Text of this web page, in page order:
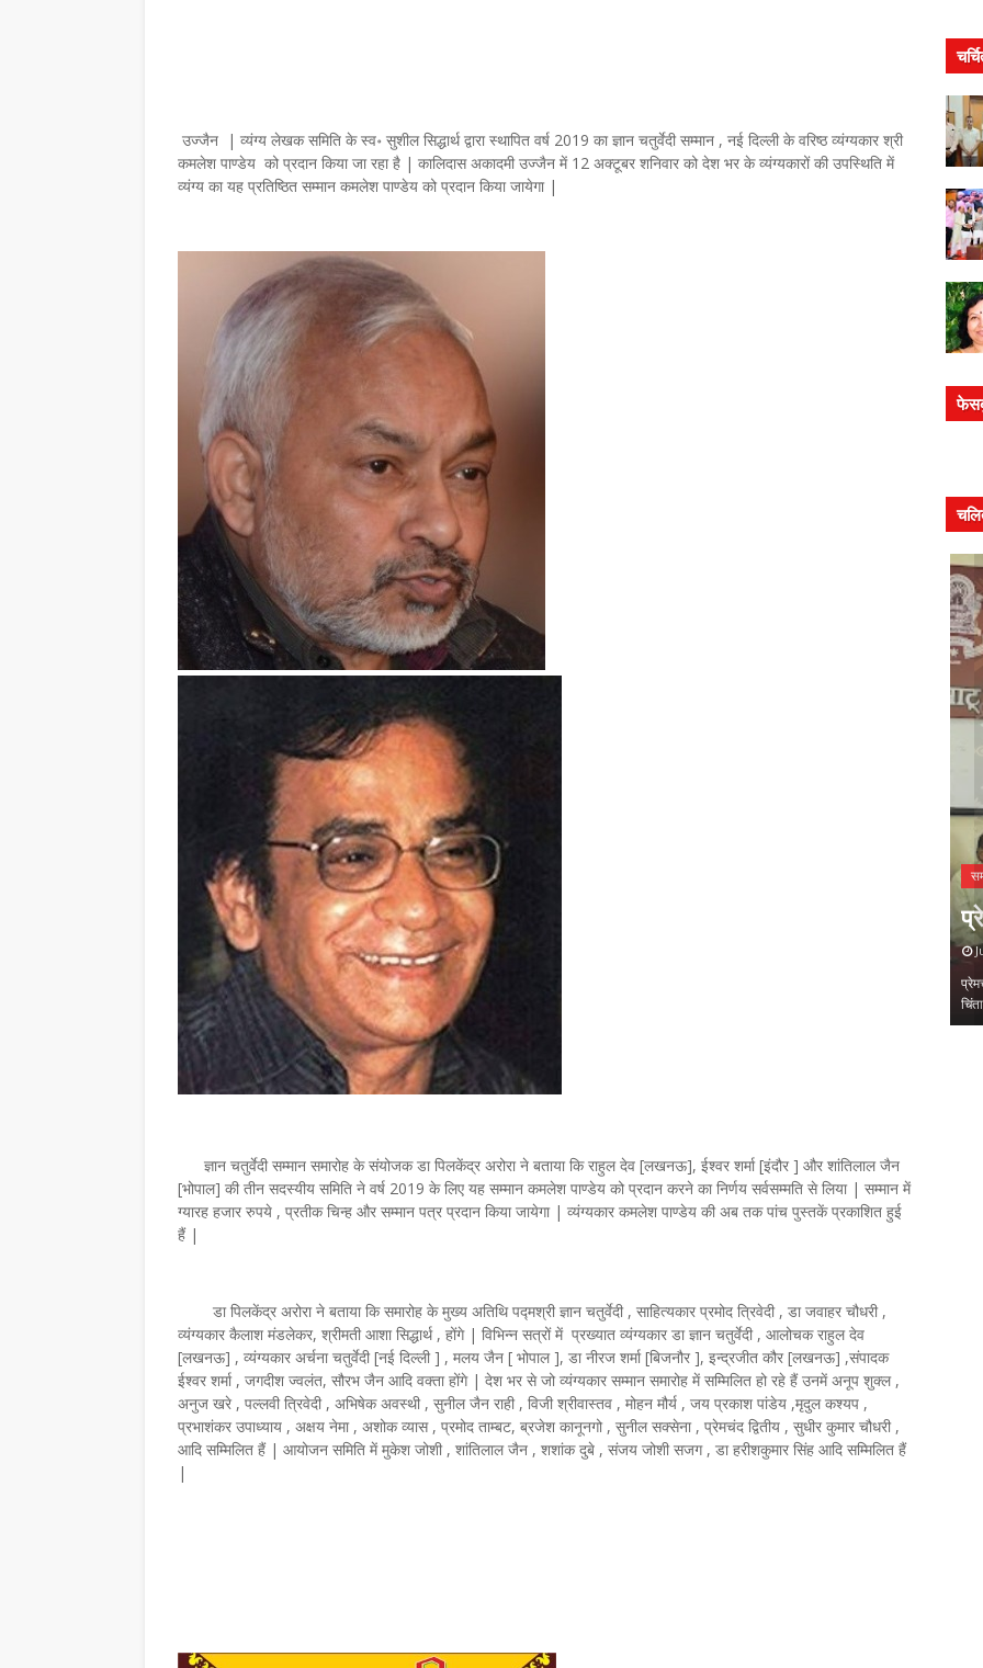
उज्जैन | व्यंग्य लेखक समिति के स्व॰ सुशील सिद्धार्थ द्वारा स्थापित वर्ष 2019 का ज्ञान चतुर्वेदी सम्मान , नई दिल्ली के वरिष्ठ व्यंग्यकार श्री
कमलेश पाण्डेय को प्रदान किया जा रहा है | कालिदास अकादमी उज्जैन में 12 अक्टूबर शनिवार को देश भर के व्यंग्यकारों की उपस्थिति में
व्यंग्य का यह प्रतिष्ठित सम्मान कमलेश पाण्डेय को प्रदान किया जायेगा |
ज्ञान चतुर्वेदी सम्मान समारोह के संयोजक डा पिलकेंद्र अरोरा ने बताया कि राहुल देव [लखनऊ], ईश्वर शर्मा [इंदौर ] और शांतिलाल जैन
[भोपाल] की तीन सदस्यीय समिति ने वर्ष 2019 के लिए यह सम्मान कमलेश पाण्डेय को प्रदान करने का निर्णय सर्वसम्मति से लिया | सम्मान में
ग्यारह हजार रुपये , प्रतीक चिन्ह और सम्मान पत्र प्रदान किया जायेगा | व्यंग्यकार कमलेश पाण्डेय की अब तक पांच पुस्तकें प्रकाशित हुई
हैं |
डा पिलकेंद्र अरोरा ने बताया कि समारोह के मुख्य अतिथि पद्मश्री ज्ञान चतुर्वेदी , साहित्यकार प्रमोद त्रिवेदी , डा जवाहर चौधरी ,
व्यंग्यकार कैलाश मंडलेकर, श्रीमती आशा सिद्धार्थ , होंगे | विभिन्न सत्रों में प्रख्यात व्यंग्यकार डा ज्ञान चतुर्वेदी , आलोचक राहुल देव
[लखनऊ] , व्यंग्यकार अर्चना चतुर्वेदी [नई दिल्ली ] , मलय जैन [ भोपाल ], डा नीरज शर्मा [बिजनौर ], इन्द्रजीत कौर [लखनऊ] ,संपादक
ईश्वर शर्मा , जगदीश ज्वलंत, सौरभ जैन आदि वक्ता होंगे | देश भर से जो व्यंग्यकार सम्मान समारोह में सम्मिलित हो रहे हैं उनमें अनूप शुक्ल ,
अनुज खरे , पल्लवी त्रिवेदी , अभिषेक अवस्थी , सुनील जैन राही , विजी श्रीवास्तव , मोहन मौर्य , जय प्रकाश पांडेय ,मृदुल कश्यप ,
प्रभाशंकर उपाध्याय , अक्षय नेमा , अशोक व्यास , प्रमोद ताम्बट, ब्रजेश कानूनगो , सुनील सक्सेना , प्रेमचंद द्वितीय , सुधीर कुमार चौधरी ,
आदि सम्मिलित हैं | आयोजन समिति में मुकेश जोशी , शांतिलाल जैन , शशांक दुबे , संजय जोशी सजग , डा हरीशकुमार सिंह आदि सम्मिलित हैं
|
आज भी समाज की
समाचार
डाॅ शुभदा पांडेय की साहित्य- यात्रा पर
आधारित ग्रंथ का लोकार्पण
July 26, 2026
डाॅ शुभदा पांडेय की साहित्य- यात्रा पर आधारित ग्रंथ का
लोकार्पणलखनऊ। वरिष्ठ साहित्यकार…
का